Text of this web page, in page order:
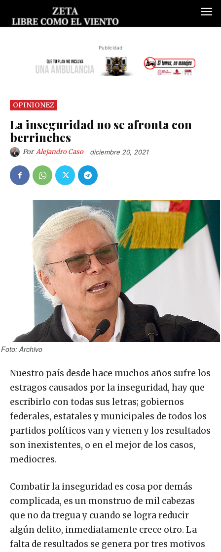
Publicidad
OPINIONEZ
La inseguridad no se afronta con
berrinches
Por Alejandro Caso diciembre 20, 2021
Foto: Archivo
Nuestro país desde hace muchos años sufre los
estragos causados por la inseguridad, hay que
escribirlo con todas sus letras; gobiernos
federales, estatales y municipales de todos los
partidos políticos van y vienen y los resultados
son inexistentes, o en el mejor de los casos,
mediocres.
Combatir la inseguridad es cosa por demás
complicada, es un monstruo de mil cabezas
que no da tregua y cuando se logra reducir
algún delito, inmediatamente crece otro. La
falta de resultados se genera por tres motivos